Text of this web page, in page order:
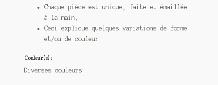
Chaque pièce est unique, faite et émaillée
à la main,
Ceci explique quelques variations de forme
et/ou de couleur.
Couleur(s) :
Diverses couleurs